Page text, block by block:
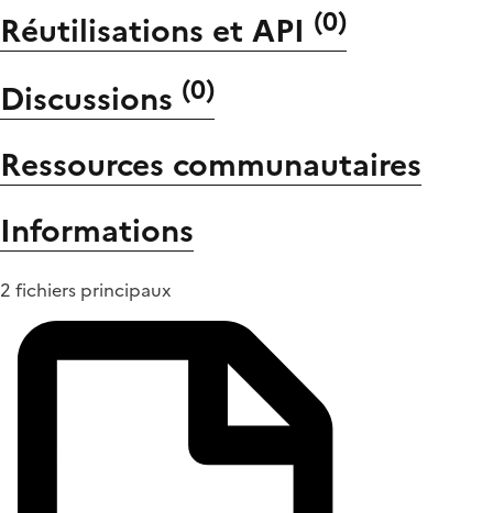
Réutilisations et API (0)
Discussions (0)
Ressources communautaires
Informations
2 fichiers principaux